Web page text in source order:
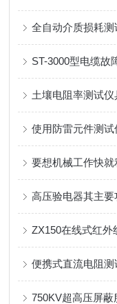
全自动介质损耗
ST-3000型电缆故
土壤电阻率测试
使用防雷元件测
要想机械工作快
高压验电器其主
ZX150在线式红外
便携式直流电阻
750KV超高压屏蔽